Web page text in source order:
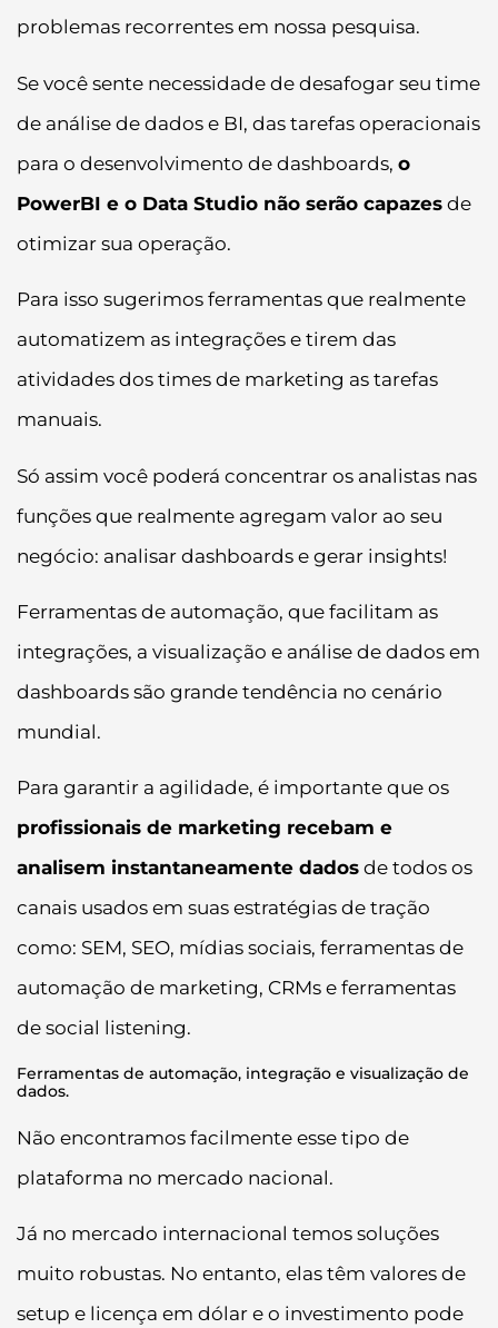
problemas recorrentes em nossa pesquisa.
Se você sente necessidade de desafogar seu time
de análise de dados e BI, das tarefas operacionais
para o desenvolvimento de dashboards, o
PowerBI e o Data Studio não serão capazes de
otimizar sua operação.
Para isso sugerimos ferramentas que realmente
automatizem as integrações e tirem das
atividades dos times de marketing as tarefas
manuais.
Só assim você poderá concentrar os analistas nas
funções que realmente agregam valor ao seu
negócio: analisar dashboards e gerar insights!
Ferramentas de automação, que facilitam as
integrações, a visualização e análise de dados em
dashboards são grande tendência no cenário
mundial.
Para garantir a agilidade, é importante que os
profissionais de marketing recebam e
analisem instantaneamente dados de todos os
canais usados em suas estratégias de tração
como: SEM, SEO, mídias sociais, ferramentas de
automação de marketing, CRMs e ferramentas
de social listening.
Ferramentas de automação, integração e visualização de
dados.
Não encontramos facilmente esse tipo de
plataforma no mercado nacional.
Já no mercado internacional temos soluções
muito robustas. No entanto, elas têm valores de
setup e licença em dólar e o investimento pode